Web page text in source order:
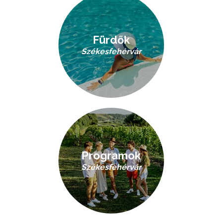
Fürdők
Székesfehérvár
Programok
Székesfehérvár